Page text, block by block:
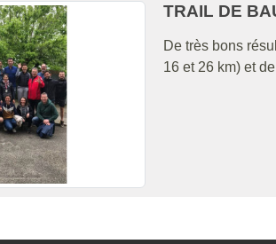
TRAIL DE
De très bons
16 et 26 km) et